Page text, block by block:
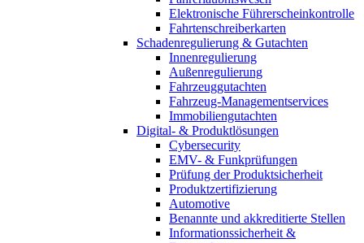
Elektronische Führerscheinkontrolle
Fahrtenschreiberkarten
Schadenregulierung & Gutachten
Innenregulierung
Außenregulierung
Fahrzeuggutachten
Fahrzeug-Managementservices
Immobiliengutachten
Digital- & Produktlösungen
Cybersecurity
EMV- & Funkprüfungen
Prüfung der Produktsicherheit
Produktzertifizierung
Automotive
Benannte und akkreditierte Stellen
Informationssicherheit &